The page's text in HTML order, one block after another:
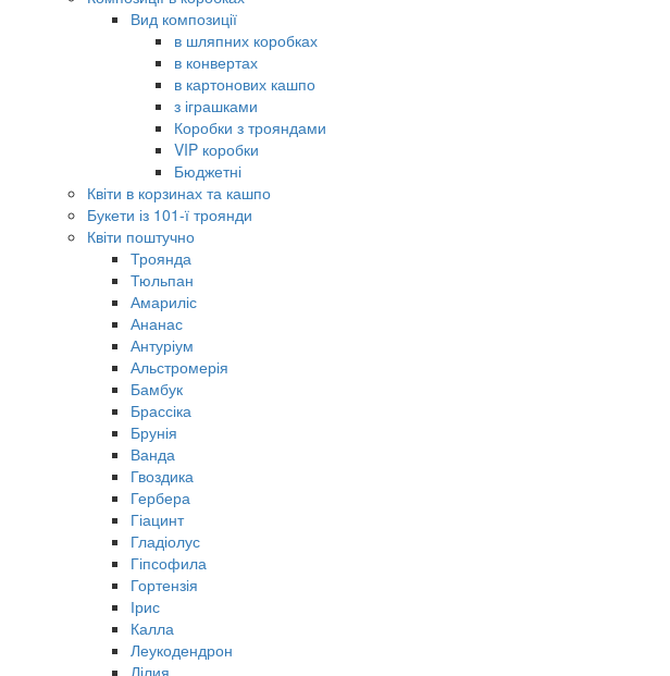
Вид композиції
в шляпних коробках
в конвертах
в картонових кашпо
з іграшками
Коробки з трояндами
VIP коробки
Бюджетні
Квіти в корзинах та кашпо
Букети із 101-ї троянди
Квіти поштучно
Троянда
Тюльпан
Амариліс
Ананас
Антуріум
Альстромерія
Бамбук
Брассіка
Брунія
Ванда
Гвоздика
Гербера
Гіацинт
Гладіолус
Гіпсофила
Гортензія
Ірис
Калла
Леукодендрон
Лілия